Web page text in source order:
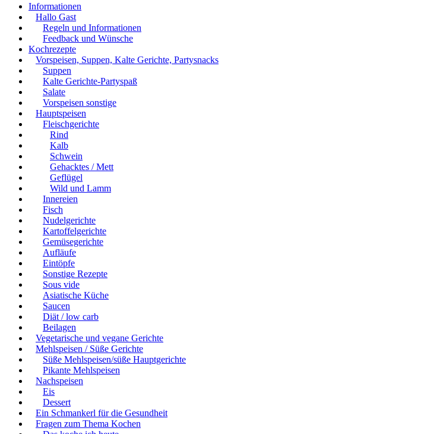
Informationen
Hallo Gast
Regeln und Informationen
Feedback und Wünsche
Kochrezepte
Vorspeisen, Suppen, Kalte Gerichte, Partysnacks
Suppen
Kalte Gerichte-Partyspaß
Salate
Vorspeisen sonstige
Hauptspeisen
Fleischgerichte
Rind
Kalb
Schwein
Gehacktes / Mett
Geflügel
Wild und Lamm
Innereien
Fisch
Nudelgerichte
Kartoffelgerichte
Gemüsegerichte
Aufläufe
Eintöpfe
Sonstige Rezepte
Sous vide
Asiatische Küche
Saucen
Diät / low carb
Beilagen
Vegetarische und vegane Gerichte
Mehlspeisen / Süße Gerichte
Süße Mehlspeisen/süße Hauptgerichte
Pikante Mehlspeisen
Nachspeisen
Eis
Dessert
Ein Schmankerl für die Gesundheit
Fragen zum Thema Kochen